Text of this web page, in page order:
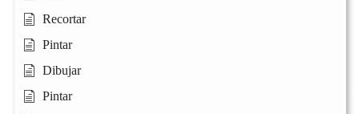
Recortar
Pintar
Dibujar
Pintar